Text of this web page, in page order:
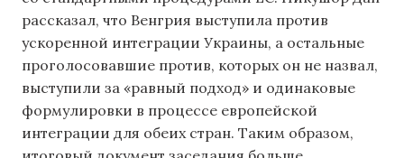
рассказал, что Венгрия выступила против
ускоренной интеграции Украины, а остальные
проголосовавшие против, которых он не назвал,
выступили за «равный подход» и одинаковые
формулировки в процессе европейской
интеграции для обеих стран. Таким образом,